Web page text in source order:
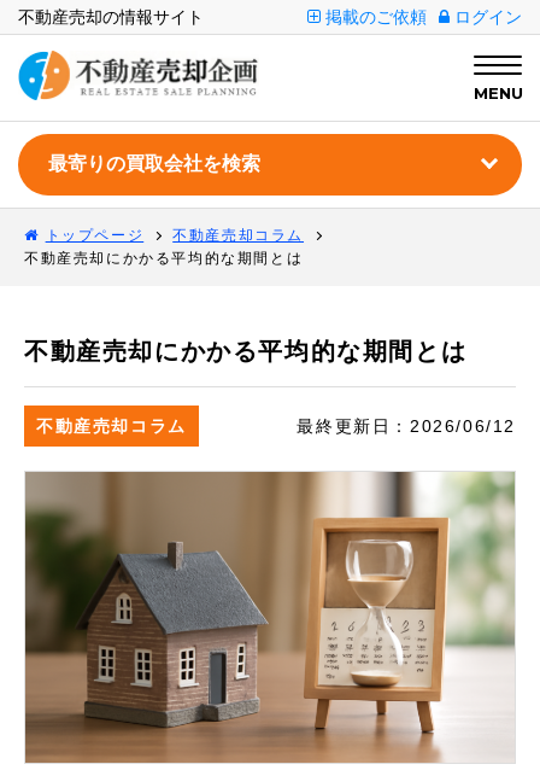
不動産売却の情報サイト 掲載のご依頼 ログイン
MENU
トップページ
不動産売却コラム
不動産売却にかかる平均的な期間とは
不動産売却にかかる平均的な期間とは
不動産売却コラム 最終更新日： 2026/06/12